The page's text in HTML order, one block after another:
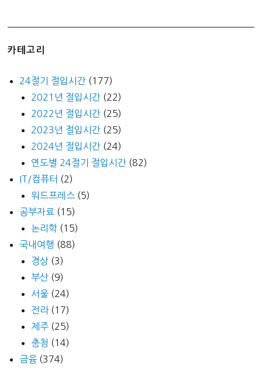
카테고리
24절기 절입시간 (177)
2021년 절입시간 (22)
2022년 절입시간 (25)
2023년 절입시간 (25)
2024년 절입시간 (24)
연도별 24절기 절입시간 (82)
IT/컴퓨터 (2)
워드프레스 (5)
공부자료 (15)
논리학 (15)
국내여행 (88)
경상 (3)
부산 (9)
서울 (24)
전라(17)
제주 (25)
충청 (14)
금융 (374)